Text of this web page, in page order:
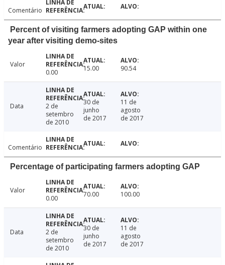
Comentário
Percent of visiting farmers adopting GAP within one
year after visiting demo-sites
Valor
0.00
15.00 90.54
Data
2 de
setembro
de 2010
30 de
junho
de 2017
11 de
agosto
de 2017
Comentário
Percentage of participating farmers adopting GAP
Valor
0.00
70.00 100.00
Data
2 de
setembro
de 2010
30 de
junho
de 2017
11 de
agosto
de 2017